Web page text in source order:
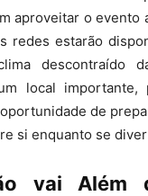
aproveitar o evento
redes estarão
descontraído
local importante,
de
si enquanto se
vai Além